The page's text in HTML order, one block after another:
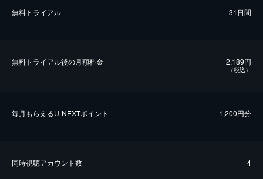
無料トライアル 31日間
無料トライアル後の⽉額料金 2,189円
（税込）
毎⽉もらえるU-NEXTポイント 1,200円分
同時視聴アカウント数 4